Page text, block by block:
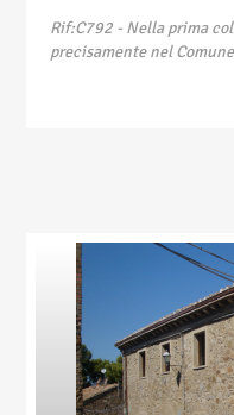
Rif:C792 - Nella prima
precisamente nel